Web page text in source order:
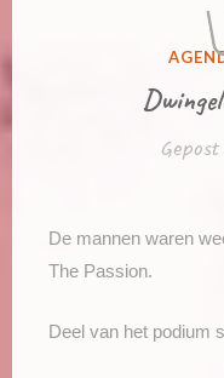
De mannen waren
The Passion.
Deel van het podium